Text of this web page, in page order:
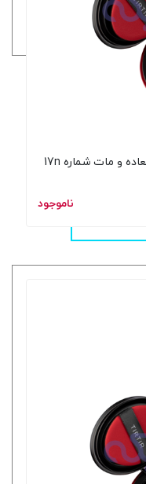
کوشن تیرتیر tirtir پوشانندگی فوق العاده و مات شماره 17n
ناموجود